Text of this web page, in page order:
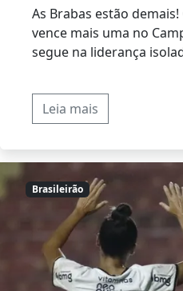
As Brabas estão
vence mais uma no
segue na liderança
Leia mais
Brasileirão